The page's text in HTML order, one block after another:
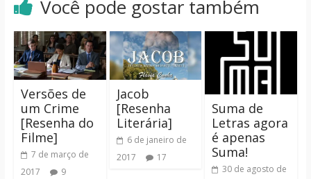
Você pode gostar também
Versões de
um Crime
[Resenha do
Filme]
7 de março de
2017
9
Jacob
[Resenha
Literária]
6 de janeiro de
2017
17
Suma de
Letras agora
é apenas
Suma!
30 de agosto de